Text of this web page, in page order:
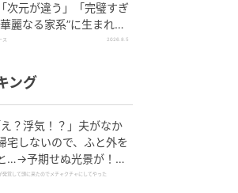
次元が違う」「完璧すぎ
麗なる家系”に生まれた
外の逸材】
ス 2026.8.5
ング
？浮気！？」夫がなか
宅しないので、ふと外を
…→予期せぬ光景が！｜
不倫が発覚して頭に来た
発覚して頭に来たのでメチャクチャにしてやった